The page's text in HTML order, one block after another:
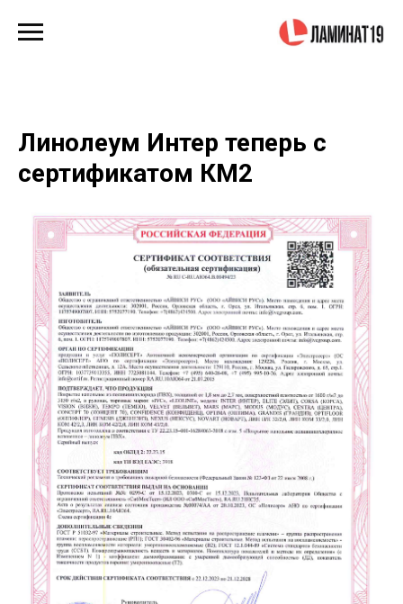
Линолеум Интер теперь с
сертификатом КМ2